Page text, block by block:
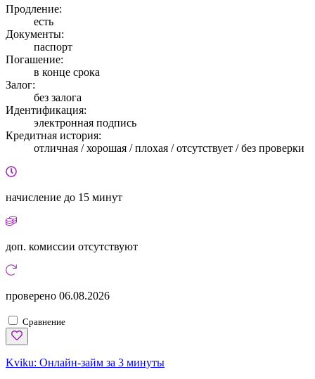
Продление:
есть
Документы:
паспорт
Погашение:
в конце срока
Залог:
без залога
Идентификация:
электронная подпись
Кредитная история:
отличная / хорошая / плохая / отсутствует / без проверки
начисление до 15 минут
доп. комиссии отсутствуют
проверено 06.08.2026
Сравнение
Kviku: Онлайн-займ за 3 минуты